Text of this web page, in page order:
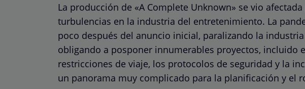
La producción de «A Complete Unknown» se vio
turbulencias en la industria del entretenimiento. La
poco después del anuncio inicial, paralizando la
obligando a posponer innumerables proyectos, incluido
restricciones de viaje, los protocolos de seguridad y la
un panorama muy complicado para la planificación y el